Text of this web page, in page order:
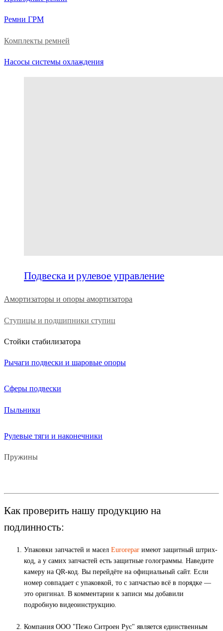
Ремни ГРМ
Комплекты ремней
Насосы системы охлаждения
Подвеска и рулевое управление
Амортизаторы и опоры амортизатора
Ступицы и подшипники ступиц
Стойки стабилизатора
Рычаги подвески и шаровые опоры
Сферы подвески
Пыльники
Рулевые тяги и наконечники
Пружины
Как проверить нашу продукцию на
подлинность:
Упаковки запчастей и масел Eurorepar имеют защитный штрих-
код, а у самих запчастей есть защитные голограммы. Наведите
камеру на QR-код. Вы перейдёте на официальный сайт. Если
номер совпадает с упаковкой, то с запчастью всё в порядке —
это оригинал. В комментарии к записи мы добавили
подробную видеоинструкцию.
Компания ООО "Пежо Ситроен Рус" является единственным